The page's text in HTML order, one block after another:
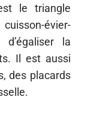
le triangle
évier-
la
Il est aussi
des placards